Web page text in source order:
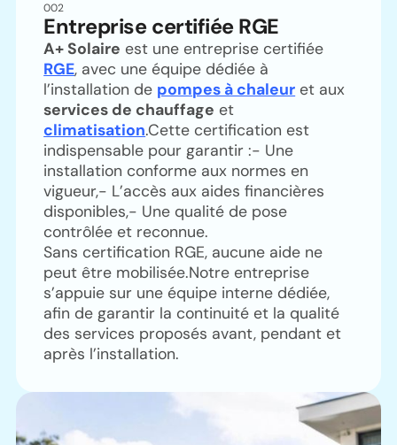
002
Entreprise certifiée RGE
A+ Solaire est une entreprise certifiée
RGE, avec une équipe dédiée à
l’installation de pompes à chaleur et aux
services de chauffage et
climatisation.Cette certification est
indispensable pour garantir :- Une
installation conforme aux normes en
vigueur,- L’accès aux aides financières
disponibles,- Une qualité de pose
contrôlée et reconnue.
Sans certification RGE, aucune aide ne
peut être mobilisée.Notre entreprise
s’appuie sur une équipe interne dédiée,
afin de garantir la continuité et la qualité
des services proposés avant, pendant et
après l’installation.